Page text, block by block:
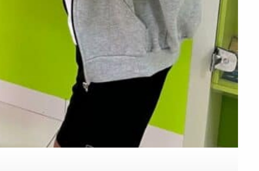
PEÇA UMA DEMONSTRAÇÃO DE MÉTODO